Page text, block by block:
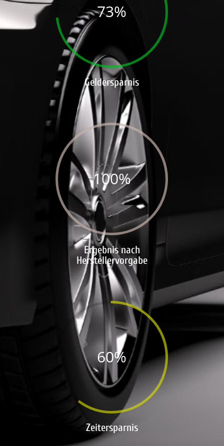
73%
Geldersparnis
100%
Ergebnis nach
Herstellervorgabe
60%
Zeitersparnis